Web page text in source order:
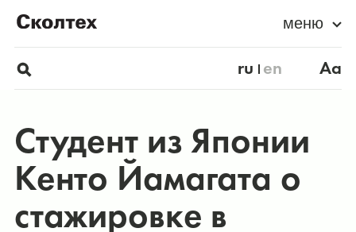
меню
ru en Aa
Студент из Японии
Кенто Йамагата о
стажировке в